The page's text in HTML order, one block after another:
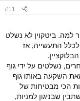
#11
למה. ביטקוין לא נשלט
לכלל התעשייה, אז
נשלטים על ידי גוף
השקעה באותו גוף
זה כמו שתקנה את 10 המניות הכי מבטיחות של
שבניגון למניות,